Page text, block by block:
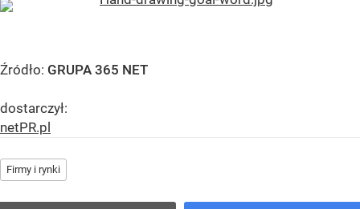
Źródło: GRUPA 365 NET
dostarczył:
netPR.pl
Firmy i rynki